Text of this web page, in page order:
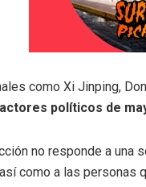
como Xi Jinping,
actores políticos de
no responde a una
como a las personas